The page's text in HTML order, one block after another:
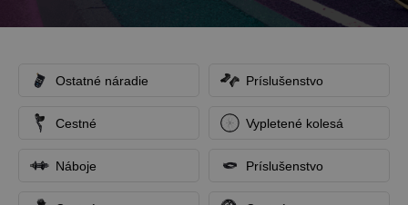
Ostatné náradie Príslušenstvo
Cestné Vypletené kolesá
Náboje Príslušenstvo